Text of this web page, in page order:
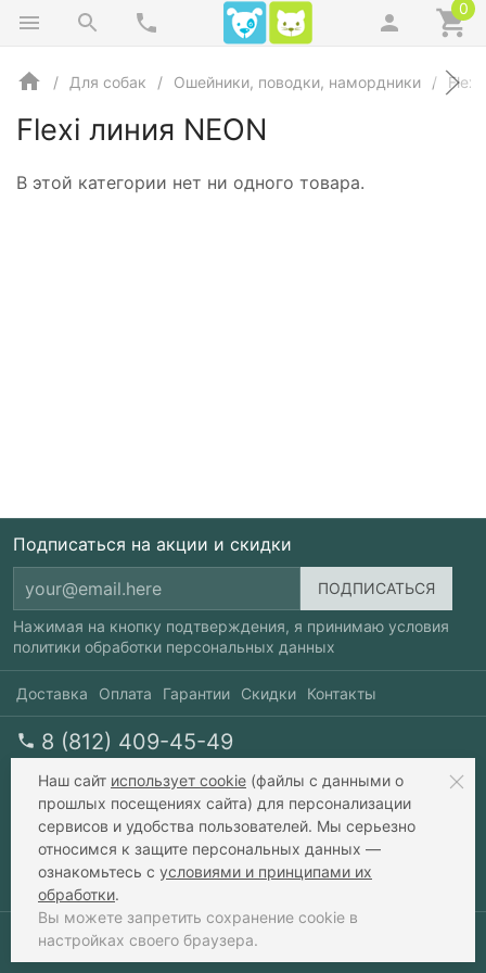
0
Для собак Ошейники, поводки, намордники Flexi
Flexi линия NEON
В этой категории нет ни одного товара.
Подписаться на акции и скидки
Нажимая на кнопку подтверждения, я принимаю условия
политики обработки персональных данных
Доставка Оплата Гарантии Скидки Контакты
8 (812) 409-45-49
перезвоните мне
пн-пт 10-20, сб 10-17
info@xavax.ru
© 2010-2026 интернет-зоомагазин Xavax.ru
Наш сайт использует cookie (файлы с данными о
прошлых посещениях сайта) для персонализации
сервисов и удобства пользователей. Мы серьезно
относимся к защите персональных данных —
ознакомьтесь с условиями и принципами их
обработки.
Вы можете запретить сохранение cookie в
настройках своего браузера.